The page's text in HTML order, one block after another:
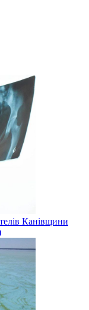
Канівщини